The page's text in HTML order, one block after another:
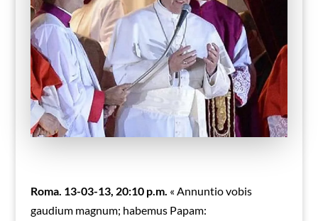
Roma. 13-03-13, 20:10 p.m. « Annuntio vobis
gaudium magnum; habemus Papam: